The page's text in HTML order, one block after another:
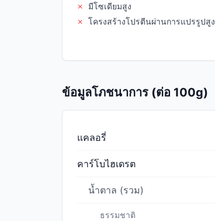
✗
มีโซเดียมสูง
✗ โครงสร้างโปรตีนผ่านการแปรรูปสูง
ข้อมูลโภชนาการ (ต่อ 100g)
แคลอรี่
คาร์โบไฮเดรต
น้ำตาล (รวม)
ธรรมชาติ